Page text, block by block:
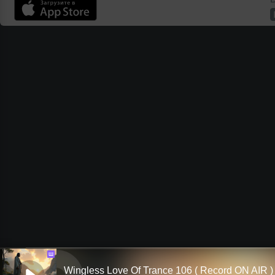
Ш
Wingless Love Of Trance 106 ( Record ON AIR )